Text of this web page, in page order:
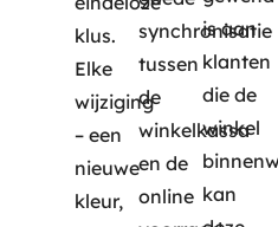
klus.
Elke
wijziging
– een
nieuwe
kleur,
synchronisatie
tussen
de
winkelkassa
en de
online
is aan
klanten
die de
winkel
kan